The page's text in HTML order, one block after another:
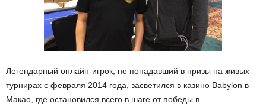
Легендарный онлайн-игрок, не попадавший в призы на живых
турнирах с февраля 2014 года, засветился в казино Babylon в
Макао, где остановился всего в шаге от победы в